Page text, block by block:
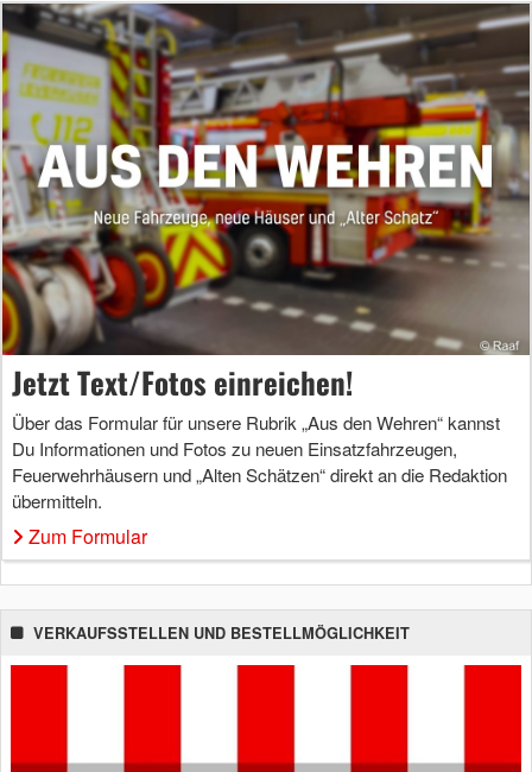
Jetzt Text/Fotos einreichen!
Über das Formular für unsere Rubrik „Aus den Wehren“ kannst
Du Informationen und Fotos zu neuen Einsatzfahrzeugen,
Feuerwehrhäusern und „Alten Schätzen“ direkt an die Redaktion
übermitteln.
Zum Formular
VERKAUFSSTELLEN UND BESTELLMÖGLICHKEIT